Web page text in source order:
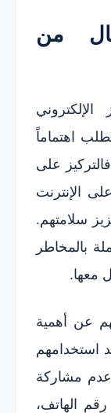
من
اهتماماً
على
الإنترنت
سلامتهم.
بالمخاطر
معها.
عن أهمية
استخدامهم
عدم مشاركة
الهاتف،